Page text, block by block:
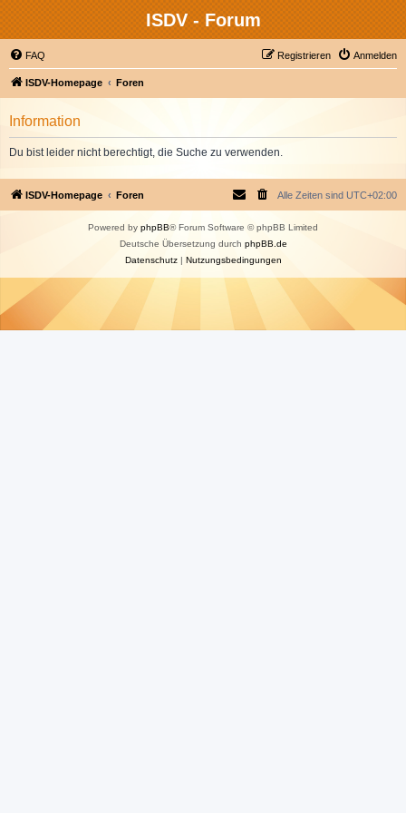
ISDV - Forum
FAQ Anmelden
Registrieren
ISDV-Homepage Foren
Information
Du bist leider nicht berechtigt, die Suche zu verwenden.
ISDV-Homepage Foren Alle Zeiten sind UTC+02:00
Powered by phpBB® Forum Software © phpBB Limited
Deutsche Übersetzung durch phpBB.de
Datenschutz| Nutzungsbedingungen